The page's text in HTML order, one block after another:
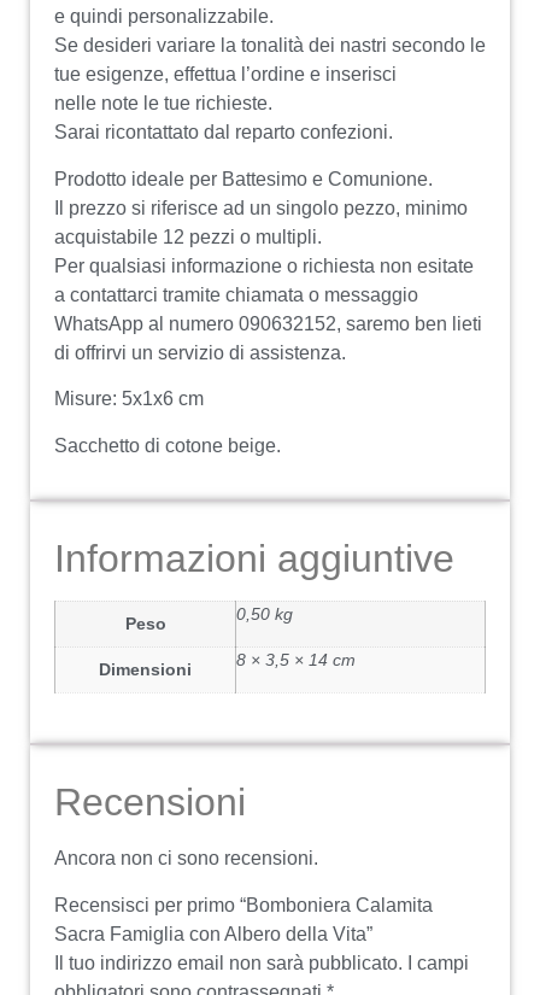
e quindi personalizzabile.
Se desideri variare la tonalità dei nastri secondo le
tue esigenze, effettua l’ordine e inserisci
nelle note le tue richieste.
Sarai ricontattato dal reparto confezioni.
Prodotto ideale per Battesimo e Comunione.
Il prezzo si riferisce ad un singolo pezzo, minimo
acquistabile 12 pezzi o multipli.
Per qualsiasi informazione o richiesta non esitate
a contattarci tramite chiamata o messaggio
WhatsApp al numero 090632152, saremo ben lieti
di offrirvi un servizio di assistenza.
Misure: 5x1x6 cm
Sacchetto di cotone beige.
Informazioni aggiuntive
Peso 0,50 kg
Dimensioni 8 × 3,5 × 14 cm
Recensioni
Ancora non ci sono recensioni.
Recensisci per primo “Bomboniera Calamita
Sacra Famiglia con Albero della Vita”
Il tuo indirizzo email non sarà pubblicato.
I campi